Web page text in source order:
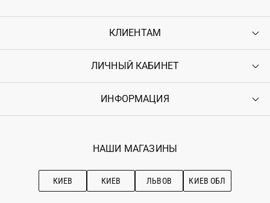
КЛИЕНТАМ
Контакты
Возврат
Гарантия
ЛИЧНЫЙ КАБИНЕТ
Войти
Ostriv Club+
ИНФОРМАЦИЯ
Наши магазини
Рекомендации по уходу
НАШИ МАГАЗИНЫ
КИЕВ КИЕВ ЛЬВОВ КИЕВ ОБЛ